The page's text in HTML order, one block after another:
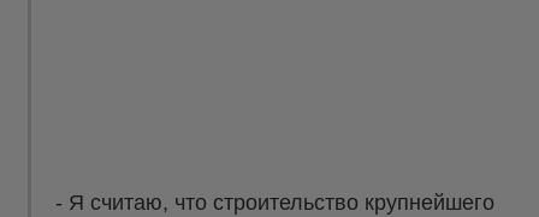
- Я считаю, что строительство крупнейшего